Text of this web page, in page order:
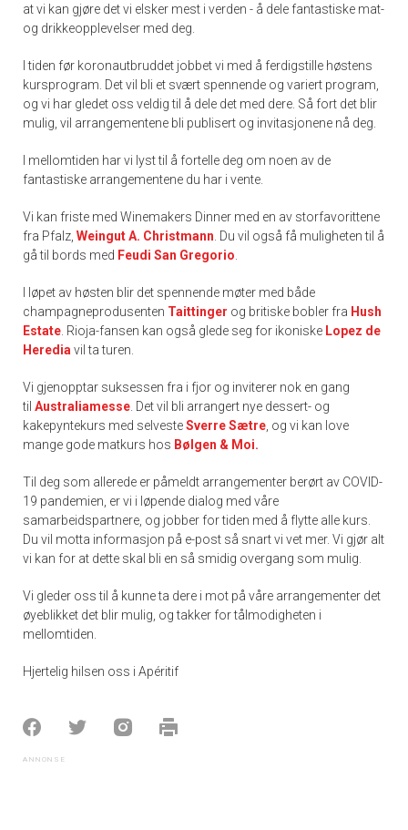
at vi kan gjøre det vi elsker mest i verden - å dele fantastiske mat-
og drikkeopplevelser med deg.
I tiden før koronautbruddet jobbet vi med å ferdigstille høstens
kursprogram. Det vil bli et svært spennende og variert program,
og vi har gledet oss veldig til å dele det med dere. Så fort det blir
mulig, vil arrangementene bli publisert og invitasjonene nå deg.
I mellomtiden har vi lyst til å fortelle deg om noen av de
fantastiske arrangementene du har i vente.
Vi kan friste med Winemakers Dinner med en av storfavorittene
fra Pfalz, Weingut A. Christmann . Du vil også få muligheten til å
gå til bords med Feudi San Gregorio
I løpet av høsten blir det spennende møter med både
champagneprodusenten Taittinger og britiske bobler fra Hush
Estate . Rioja-fansen kan også glede seg for ikoniske Lopez de
Heredia vil ta turen.
Vi gjenopptar suksessen fra i fjor og inviterer nok en gang
til Australiamesse . Det vil bli arrangert nye dessert- og
kakepyntekurs med selvesteSverre Sætre , og vi kan love
mange gode matkurs hos Bølgen & Moi.
Til deg som allerede er påmeldt arrangementer berørt av COVID-
19 pandemien, er vi i løpende dialog med våre
samarbeidspartnere, og jobber for tiden med å flytte alle kurs.
Du vil motta informasjon på e-post så snart vi vet mer. Vi gjør alt
vi kan for at dette skal bli en så smidig overgang som mulig.
Vi gleder oss til å kunne ta dere i mot på våre arrangementer det
øyeblikket det blir mulig, og takker for tålmodigheten i
mellomtiden.
Hjertelig hilsen oss i Apéritif